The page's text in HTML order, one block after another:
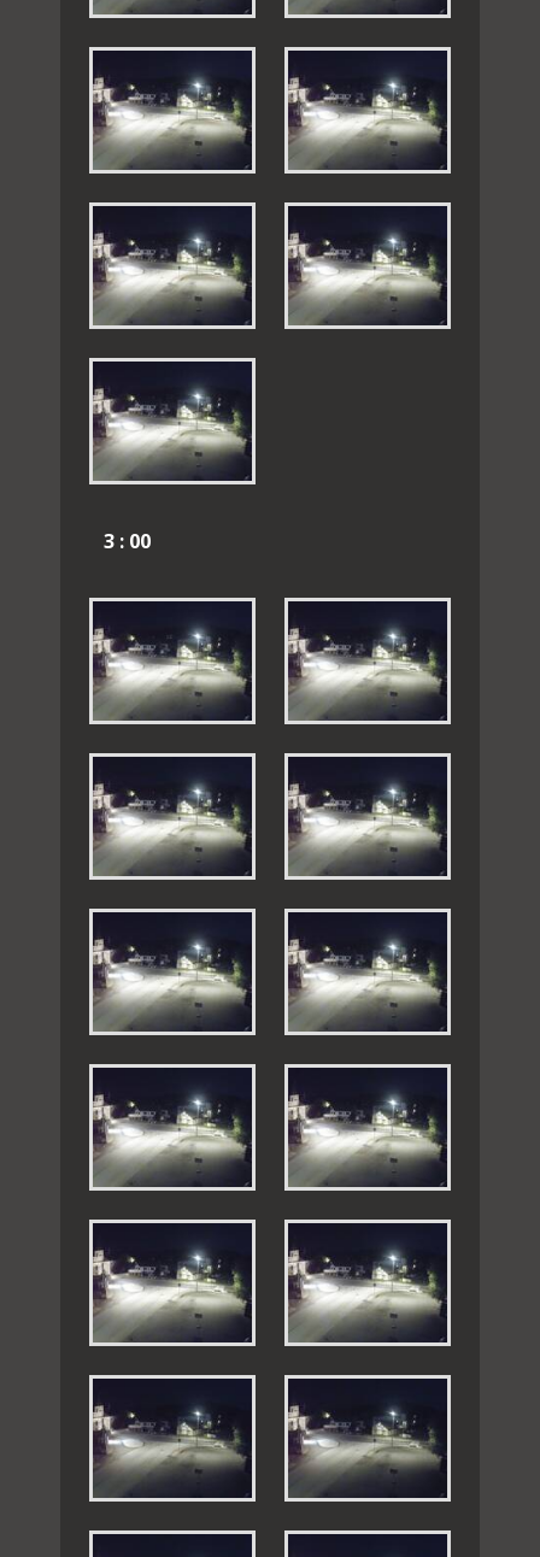
3 : 00